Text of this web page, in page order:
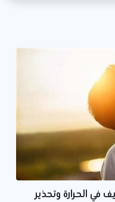
الحرارة وتحذير